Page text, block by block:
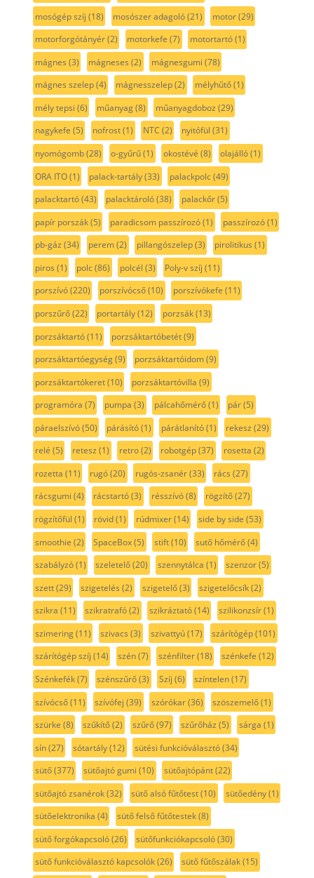
mosógép szíj (18) mosószer adagoló(21) motor(29)
motorforgótányér(2) motorkefe (7) motortartó(1)
mágnes (3) mágneses (2) mágnesgumi (78)
mágnes szelep(4) mágnesszelep(2) mélyhűtő(1)
mély tepsi (6) műanyag(8) műanyagdoboz (29)
nagykefe (5) nofrost(1) NTC (2) nyitófül (31)
nyomógomb(28) o-gyűrű(1) okostévé (8) olajálló(1)
ORA ITO(1) palack-tartály(33) palackpolc(49)
palacktartó(43) palacktároló(38) palackőr(5)
papír porszák(5) paradicsom passzírozó(1) passzírozó(1)
pb-gáz (34) perem(2) pillangószelep(3) pirolitikus (1)
piros (1) polc(86) polcél (3) Poly-v szíj (11)
porszívó(220) porszívócső(10) porszívókefe (11)
porszűrő(22) portartály(12) porzsák(13)
porzsáktartó(11) porzsáktartóbetét(9)
porzsáktartóegység(9) porzsáktartóidom(9)
porzsáktartókeret(10) porzsáktartóvilla (9)
programóra (7) pumpa (3) pálcahőmérő(1) pár(5)
páraelszívó(50) párásító(1) párátlanító(1) rekesz (29)
relé (5) retesz (1) retro(2) robotgép(37) rosetta (2)
rozetta (11) rugó(20) rugós-zsanér(33) rács (27)
rácsgumi (4) rácstartó(3) résszívó(8) rögzítő(27)
rögzítőfül (1) rövid(1) rúdmixer(14) side by side (53)
smoothie (2) SpaceBox(5) stift(10) sutő hőmérő(4)
szabályzó(1) szeletelő(20) szennytálca (1) szenzor(5)
szett(29) szigetelés (2) szigetelő(3) szigetelőcsík(2)
szikra (11) szikratrafó(2) szikráztató(14) szilikonzsír(1)
szimering(11) szivacs (3) szivattyú(17) szárítógép(101)
szárítógép szíj (14) szén(7) szénfilter(18) szénkefe (12)
Szénkefék(7) szénszűrő(3) Szíj (6) színtelen(17)
szívócső(11) szívófej (39) szórókar(36) szöszemelő(1)
szürke (8) szűkítő(2) szűrő(97) szűrőház (5) sárga (1)
sín(27) sótartály(12) sütési funkcióválasztó(34)
sütő(377) sütőajtó gumi (10) sütőajtópánt(22)
sütőajtó zsanérok(32) sütő alsó fűtőtest(10) sütőedény(1)
sütőelektronika (4) sütő felső fűtőtestek(8)
sütő forgókapcsoló(26) sütőfunkciókapcsoló(30)
sütő funkcióválasztó kapcsolók(26) sütő fűtőszálak(15)